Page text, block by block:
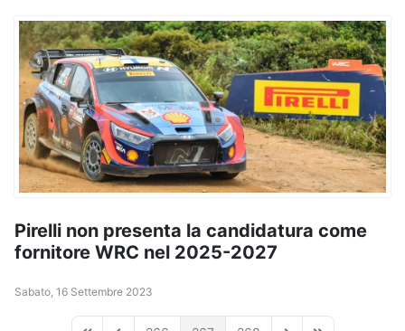
Pirelli non presenta la candidatura come
fornitore WRC nel 2025-2027
Sabato, 16 Settembre 2023